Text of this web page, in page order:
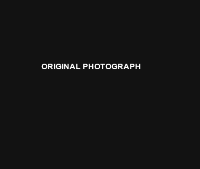
ORIGINAL PHOTOGRAPH